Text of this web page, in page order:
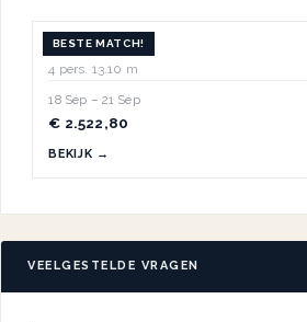
BESTE MATCH!
HW 1
4 pers. ·13.10 m
18 Sep – 21 Sep
€ 2.522,80
BEKIJK →
VEELGESTELDE VRAGEN